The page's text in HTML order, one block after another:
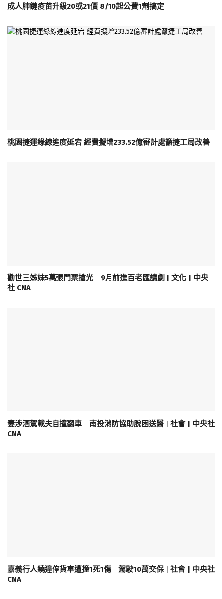
成人肺鏈疫苗升級20或21價 8/10起公費1劑搞定
桃園捷運綠線進度延宕 經費擬增233.52億審計處籲捷工局改善
勸世三姊妹5萬張門票搶光 9月前進百老匯讀劇 | 文化 | 中央
社 CNA
妻涉酒駕載夫自撞翻車 南投消防協助脫困送醫 | 社會 | 中央社
CNA
嘉義行人繞違停貨車遭撞1死1傷 駕駛10萬交保 | 社會 | 中央社
CNA